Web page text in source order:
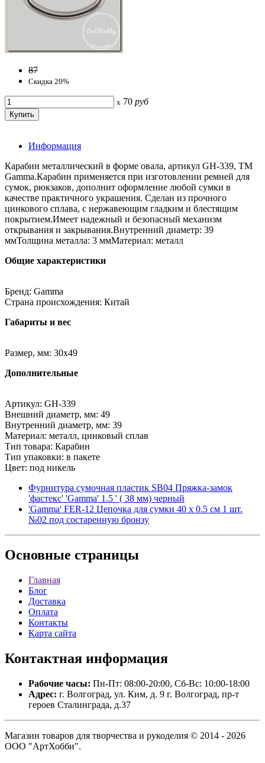
87
Скидка 20%
x 70 руб
Информация
Карабин металлический в форме овала, артикул GH-339, ТМ
Gamma.Карабин применяется при изготовлении ремней для
сумок, рюкзаков, дополнит оформление любой сумки в
качестве практичного украшения. Сделан из прочного
цинкового сплава, с нержавеющим гладким и блестящим
покрытием.Имеет надежный и безопасный механизм
открывания и закрывания.Внутренний диаметр: 39
ммТолщина металла: 3 ммМатериал: металл
Общие характеристики
Бренд: Gamma
Страна происхождения: Китай
Габариты и вес
Размер, мм: 30х49
Дополнительные
Артикул: GH-339
Внешний диаметр, мм: 49
Внутренний диаметр, мм: 39
Материал: металл, цинковый сплав
Тип товара: Карабин
Тип упаковки: в пакете
Цвет: под никель
Фурнитура сумочная пластик SB04 Пряжка-замок
'фастекс' 'Gamma' 1.5 ' ( 38 мм) черный
'Gamma' FER-12 Цепочка для сумки 40 x 0.5 см 1 шт.
№02 под состаренную бронзу
Основные страницы
Главная
Блог
Доставка
Оплата
Контакты
Карта сайта
Контактная информация
Рабочие часы: Пн-Пт: 08:00-20:00, Сб-Вс: 10:00-18:00
Адрес: г. Волгоград, ул. Ким, д. 9 г. Волгоград, пр-т
героев Сталинграда, д.37
Магазин товаров для творчества и рукоделия © 2014 - 2026
ООО "АртХобби".